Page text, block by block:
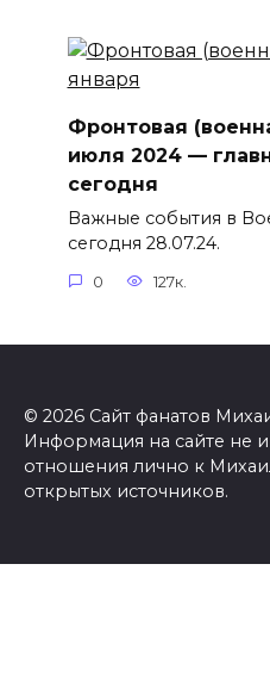
Фронтовая
июля 2024 —
сегодня
Важные события в
сегодня 28.07.24.
0 127к.
© 2026 Сайт фанатов
Информация на сайте не
отношения лично к
открытых источников.